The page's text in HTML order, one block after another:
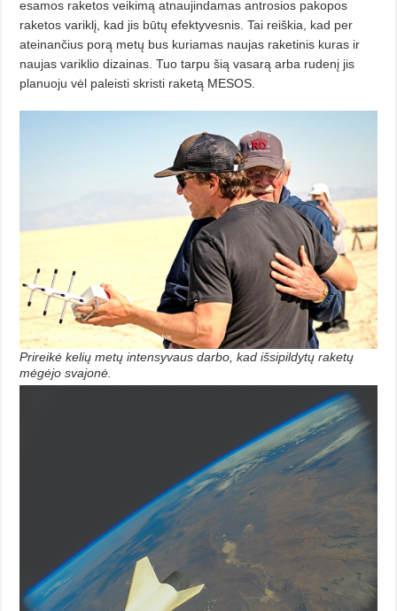
esamos raketos veikimą atnaujindamas antrosios pakopos
raketos variklį, kad jis būtų efektyvesnis. Tai reiškia, kad per
ateinančius porą metų bus kuriamas naujas raketinis kuras ir
naujas va­riklio dizainas. Tuo tarpu šią vasarą arba rudenį jis
planuoju vėl paleisti skristi raketą MESOS.
Prireikė kelių metų intensyvaus darbo, kad išsipildytų raketų
mėgėjo svajonė.